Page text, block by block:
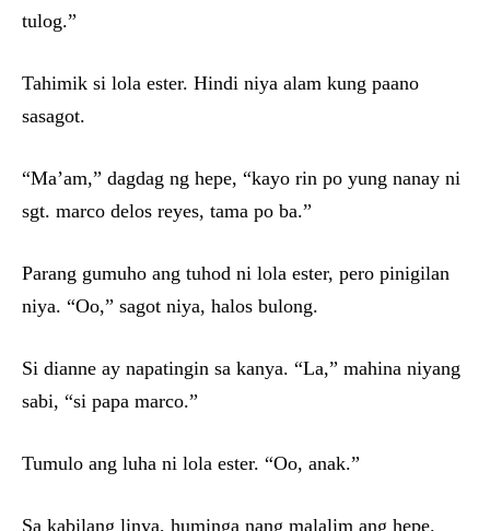
tulog.”
Tahimik si lola ester. Hindi niya alam kung paano
sasagot.
“Ma’am,” dagdag ng hepe, “kayo rin po yung nanay ni
sgt. marco delos reyes, tama po ba.”
Parang gumuho ang tuhod ni lola ester, pero pinigilan
niya. “Oo,” sagot niya, halos bulong.
Si dianne ay napatingin sa kanya. “La,” mahina niyang
sabi, “si papa marco.”
Tumulo ang luha ni lola ester. “Oo, anak.”
Sa kabilang linya, huminga nang malalim ang hepe.